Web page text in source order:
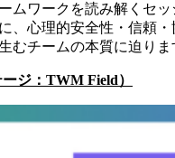
ムワークを読み解くセ
、心理的安全性・信頼
むチームの本質に迫りま
ジ：TWM Field）